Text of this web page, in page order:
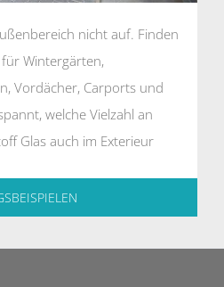
nicht auf. Finden
Wintergärten,
Vordächer, Carports und
welche Vielzahl an
Glas auch im Exterieur